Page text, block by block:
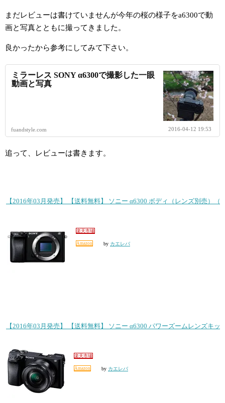
まだレビューは書けていませんが今年の桜の様子をa6300で動
画と写真とともに撮ってきました。
良かったから参考にしてみて下さい。
ミラーレス SONY α6300で撮影した一眼
動画と写真
fuandstyle.com 2016-04-12 19:53
追って、レビューは書きます。
【2016年03月発売】 【送料無料】 ソニー α6300 ボディ（レンズ別売）
楽天市場
Amazon by カエレバ
【2016年03月発売】 【送料無料】 ソニー α6300 パワーズームレンズキ
楽天市場
Amazon by カエレバ